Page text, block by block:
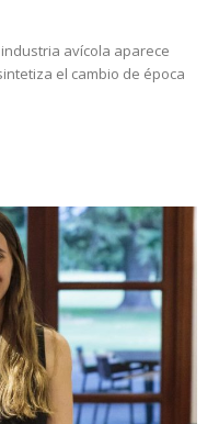
avícola aparece
el cambio de época